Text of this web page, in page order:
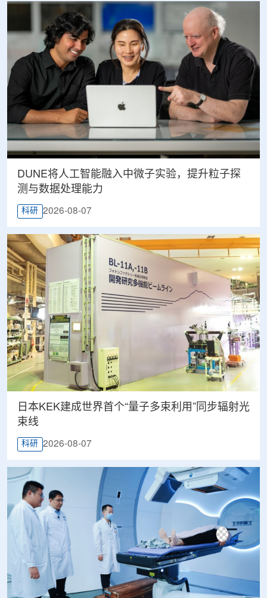
DUNE将人工智能融入中微子实验，提升粒子探
测与数据处理能力
科研 2026-08-07
日本KEK建成世界首个“量子多束利用”同步辐射光
束线
科研 2026-08-07